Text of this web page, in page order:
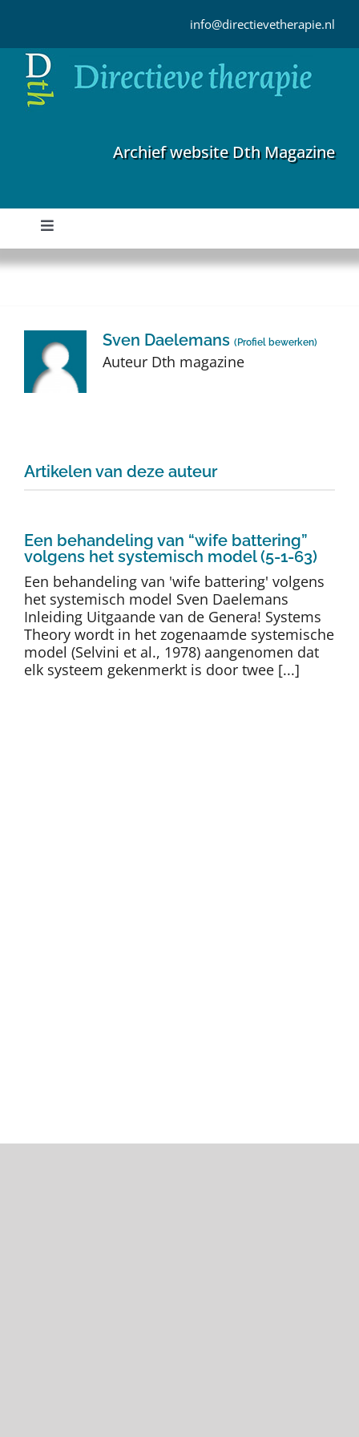
inhoud
info@directievetherapie.nl
Archief website Dth Magazine
Toggle
Navigation
Home
Auteurs
Over Dth
Contact
Sven Daelemans ( Profiel bewerken)
Auteur Dth magazine
Artikelen van deze auteur
Een behandeling van “wife battering”
volgens het systemisch model (5-1-63)
Een behandeling van 'wife battering' volgens
het systemisch model Sven Daelemans
Inleiding Uitgaande van de Genera! Systems
Theory wordt in het zogenaamde systemische
model (Selvini et al., 1978) aangenomen dat
elk systeem gekenmerkt is door twee [...]